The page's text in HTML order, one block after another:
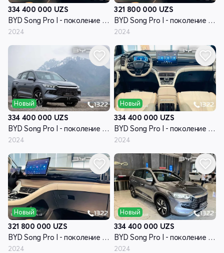
334 400 000 UZS
BYD Song Pro I - поколение рестайлинг
2024
321 800 000 UZS
BYD Song Pro I - поколение рестайлинг
2024
Новый
334 400 000 UZS
BYD Song Pro I - поколение рестайлинг
2024
Новый
334 400 000 UZS
BYD Song Pro I - поколение рестайлинг
2024
Новый
321 800 000 UZS
BYD Song Pro I - поколение рестайлинг
2024
Новый
334 400 000 UZS
BYD Song Pro I - поколение рестайлинг
2024